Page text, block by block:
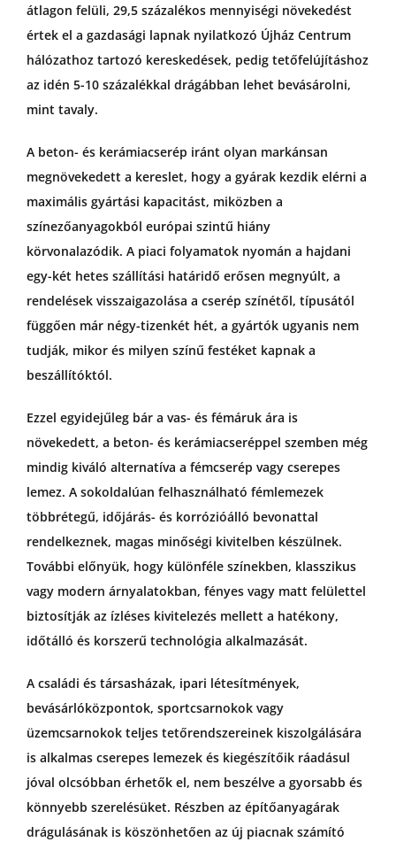
átlagon felüli, 29,5 százalékos mennyiségi növekedést
értek el a gazdasági lapnak nyilatkozó Újház Centrum
hálózathoz tartozó kereskedések, pedig tetőfelújításhoz
az idén 5-10 százalékkal drágábban lehet bevásárolni,
mint tavaly.
A beton- és kerámiacserép iránt olyan markánsan
megnövekedett a kereslet, hogy a gyárak kezdik elérni a
maximális gyártási kapacitást, miközben a
színezőanyagokból európai szintű hiány
körvonalazódik. A piaci folyamatok nyomán a hajdani
egy-két hetes szállítási határidő erősen megnyúlt, a
rendelések visszaigazolása a cserép színétől, típusától
függően már négy-tizenkét hét, a gyártók ugyanis nem
tudják, mikor és milyen színű festéket kapnak a
beszállítóktól.
Ezzel egyidejűleg bár a vas- és fémáruk ára is
növekedett, a beton- és kerámiacseréppel szemben még
mindig kiváló alternatíva a fémcserép vagy cserepes
lemez. A sokoldalúan felhasználható fémlemezek
többrétegű, időjárás- és korrózióálló bevonattal
rendelkeznek, magas minőségi kivitelben készülnek.
További előnyük, hogy különféle színekben, klasszikus
vagy modern árnyalatokban, fényes vagy matt felülettel
biztosítják az ízléses kivitelezés mellett a hatékony,
időtálló és korszerű technológia alkalmazását.
A családi és társasházak, ipari létesítmények,
bevásárlóközpontok, sportcsarnokok vagy
üzemcsarnokok teljes tetőrendszereinek kiszolgálására
is alkalmas cserepes lemezek és kiegészítőik ráadásul
jóval olcsóbban érhetők el, nem beszélve a gyorsabb és
könnyebb szerelésüket. Részben az építőanyagárak
drágulásának is köszönhetően az új piacnak számító